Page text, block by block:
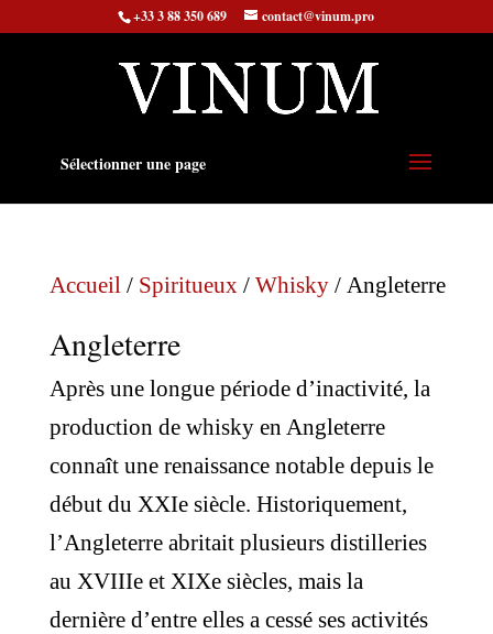
+33 3 88 350 689 contact@vinum.pro
Sélectionner une page
Accueil/ Spiritueux/ Whisky/ Angleterre
Angleterre
​Après une longue période d’inactivité, la
production de whisky en Angleterre
connaît une renaissance notable depuis le
début du XXIe siècle. Historiquement,
l’Angleterre abritait plusieurs distilleries
au XVIIIe et XIXe siècles, mais la
dernière d’entre elles a cessé ses activités